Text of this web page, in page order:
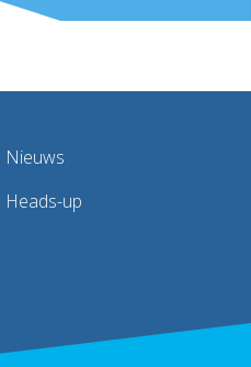
Nieuws
Heads-up